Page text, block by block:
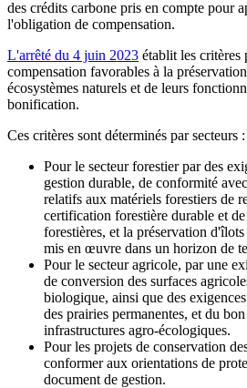
des crédits carbone pris en compte pour
l'obligation de compensation.
L'arrêté du 4 juin 2023 établit les critères
compensation favorables à la
écosystèmes naturels et de leurs
bonification.
Ces critères sont déterminés par secteurs :
Pour le secteur forestier par des
gestion durable, de conformité
relatifs aux matériels forestiers de
certification forestière durable et
forestières, et la préservation
mis en œuvre dans un horizon de
Pour le secteur agricole, par une
de conversion des surfaces
biologique, ainsi que des
des prairies permanentes, et du
infrastructures agro-écologiques.
Pour les projets de conservation
conformer aux orientations de
document de gestion.